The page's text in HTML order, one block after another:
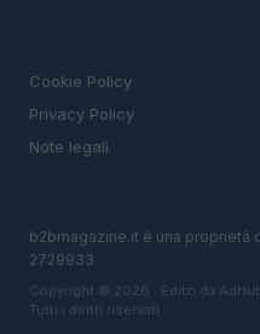
Cookie Policy
Privacy Policy
Note legali
b2bmagazine.it è una proprietà
2729933
Copyright © 2026 · Edito da
Tutti i diritti riservati